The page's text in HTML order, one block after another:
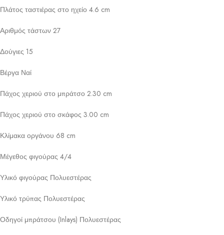
Πλάτος ταστιέρας στο ηχείο 4.6 cm
Αριθμός τάστων 27
Δούγιες 15
Βέργα Ναί
Πάχος χεριού στο μπράτσο 2.30 cm
Πάχος χεριού στο σκάφος 3.00 cm
Κλίμακα οργάνου 68 cm
Μέγεθος φιγούρας 4/4
Υλικό φιγούρας Πολυεστέρας
Υλικό τρύπας Πολυεστέρας
Οδηγοί μπράτσου (Inlays) Πολυεστέρας